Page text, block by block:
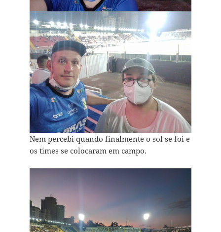
Nem percebi quando finalmente o sol se foi e
os times se colocaram em campo.